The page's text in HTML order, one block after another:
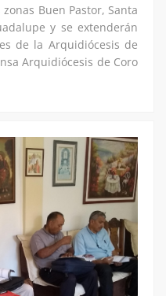
Buen Pastor, Santa
y se extenderán
de la Arquidiócesis de
Arquidiócesis de Coro